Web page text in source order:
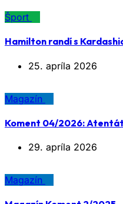
Šport
Hamilton randí s
25. apríla 2026
Magazín
Koment 04/2026:
29. apríla 2026
Magazín